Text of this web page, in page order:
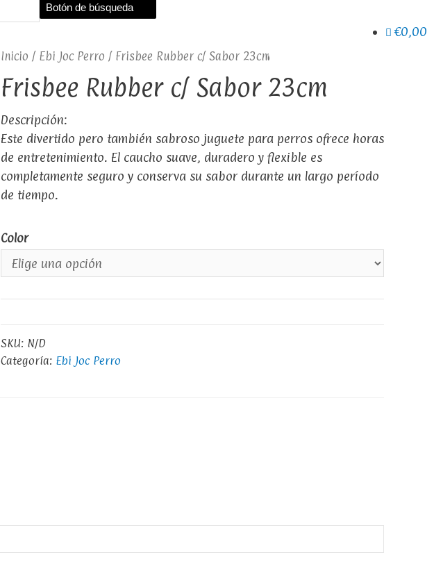
Botón de búsqueda
€0,00
Inicio / Ebi Joc Perro / Frisbee Rubber c/ Sabor 23cm
Frisbee Rubber c/ Sabor 23cm
Descripción:
Este divertido pero también sabroso juguete para perros ofrece horas
de entretenimiento. El caucho suave, duradero y flexible es
completamente seguro y conserva su sabor durante un largo período
de tiempo.
Color
SKU: N/D
Categoría: Ebi Joc Perro